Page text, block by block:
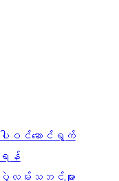
ပါဝင်ဆောင်ရွက်
ရန်
ပွဲလမ်းသဘင်များ